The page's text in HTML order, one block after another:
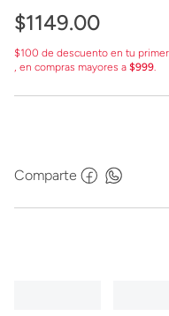
$1149.00
$100 de descuento en tu
, en compras mayores a $999.
Comparte